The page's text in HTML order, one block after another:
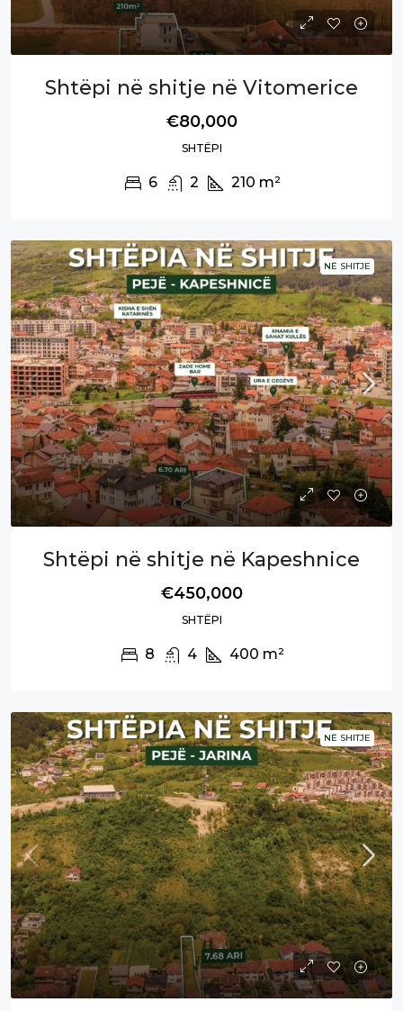
Shtëpi në shitje në Vitomerice
€80,000
SHTËPI
6 2 210 m²
NË SHITJE
Shtëpi në shitje në Kapeshnice
€450,000
SHTËPI
8 4 400 m²
NË SHITJE